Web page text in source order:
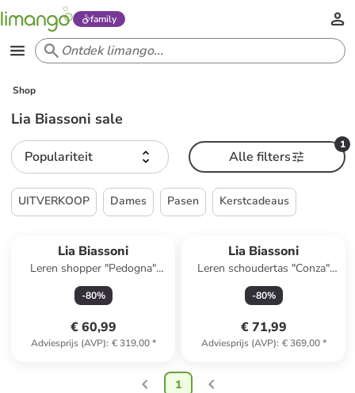
family
Shop
Lia Biassoni sale
Populariteit
1
Alle filters
UITVERKOOP Dames Pasen Kerstcadeaus
Lia Biassoni
Leren shopper "Pedogna"
zwart - (B)46 x (H)32 x (D)12
cm
-80%
€ 60,99
Adviesprijs (AVP): € 319,00*
Lia Biassoni
Leren schoudertas "Conza"
zwart - (B)60 x (H)33 x (D)15
cm
-80%
€ 71,99
Adviesprijs (AVP): € 369,00*
1